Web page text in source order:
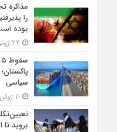
مذاکره
را
بوده
سیاسی
بروید